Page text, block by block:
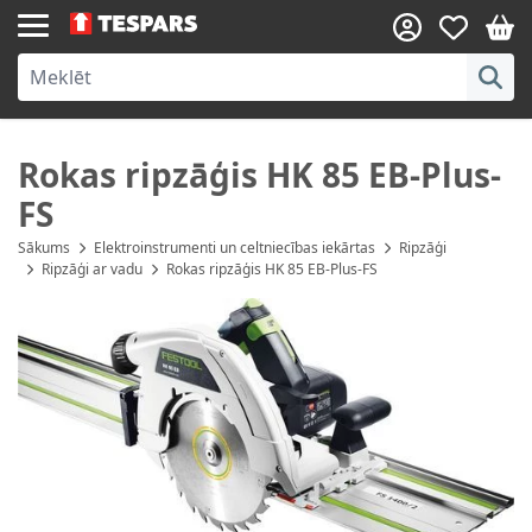
Skip to Content
Rokas ripzāģis HK 85 EB-Plus-
FS
Sākums Elektroinstrumenti un celtniecības iekārtas
Ripzāģi
Ripzāģi ar vadu
Rokas ripzāģis HK 85 EB-Plus-FS